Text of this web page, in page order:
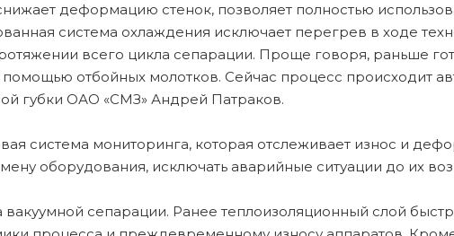
деформацию стенок, позволяет полностью
система охлаждения исключает перегрев в ходе
всего цикла сепарации. Проще говоря, раньше
отбойных молотков. Сейчас процесс происходит
губки ОАО «СМЗ» Андрей Патраков.
система мониторинга, которая отслеживает износ и
оборудования, исключать аварийные ситуации до их
сепарации. Ранее теплоизоляционный слой